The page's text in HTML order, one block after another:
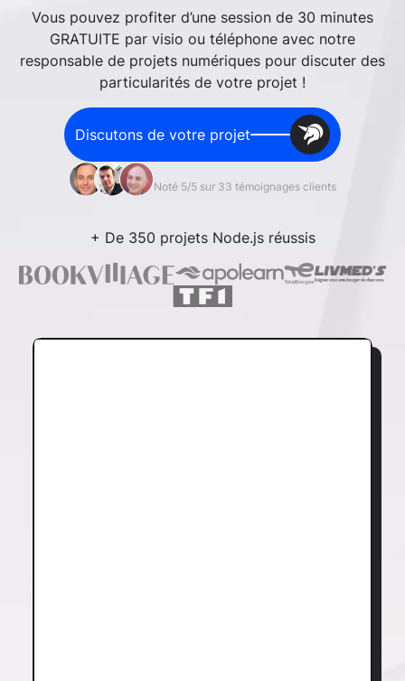
Vous pouvez profiter d’une session de 30 minutes
GRATUITE par visio ou téléphone avec notre
responsable de projets numériques pour discuter des
particularités de votre projet !
Discutons de votre projet
Noté 5/5 sur 33 témoignages clients
+ De 350 projets Node.js réussis